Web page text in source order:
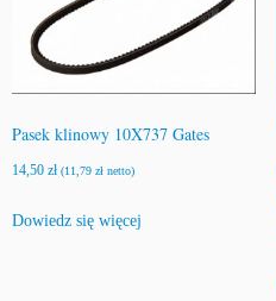
Pasek klinowy 10X737 Gates
14,50 zł (11,79 zł netto)
Dowiedz się więcej